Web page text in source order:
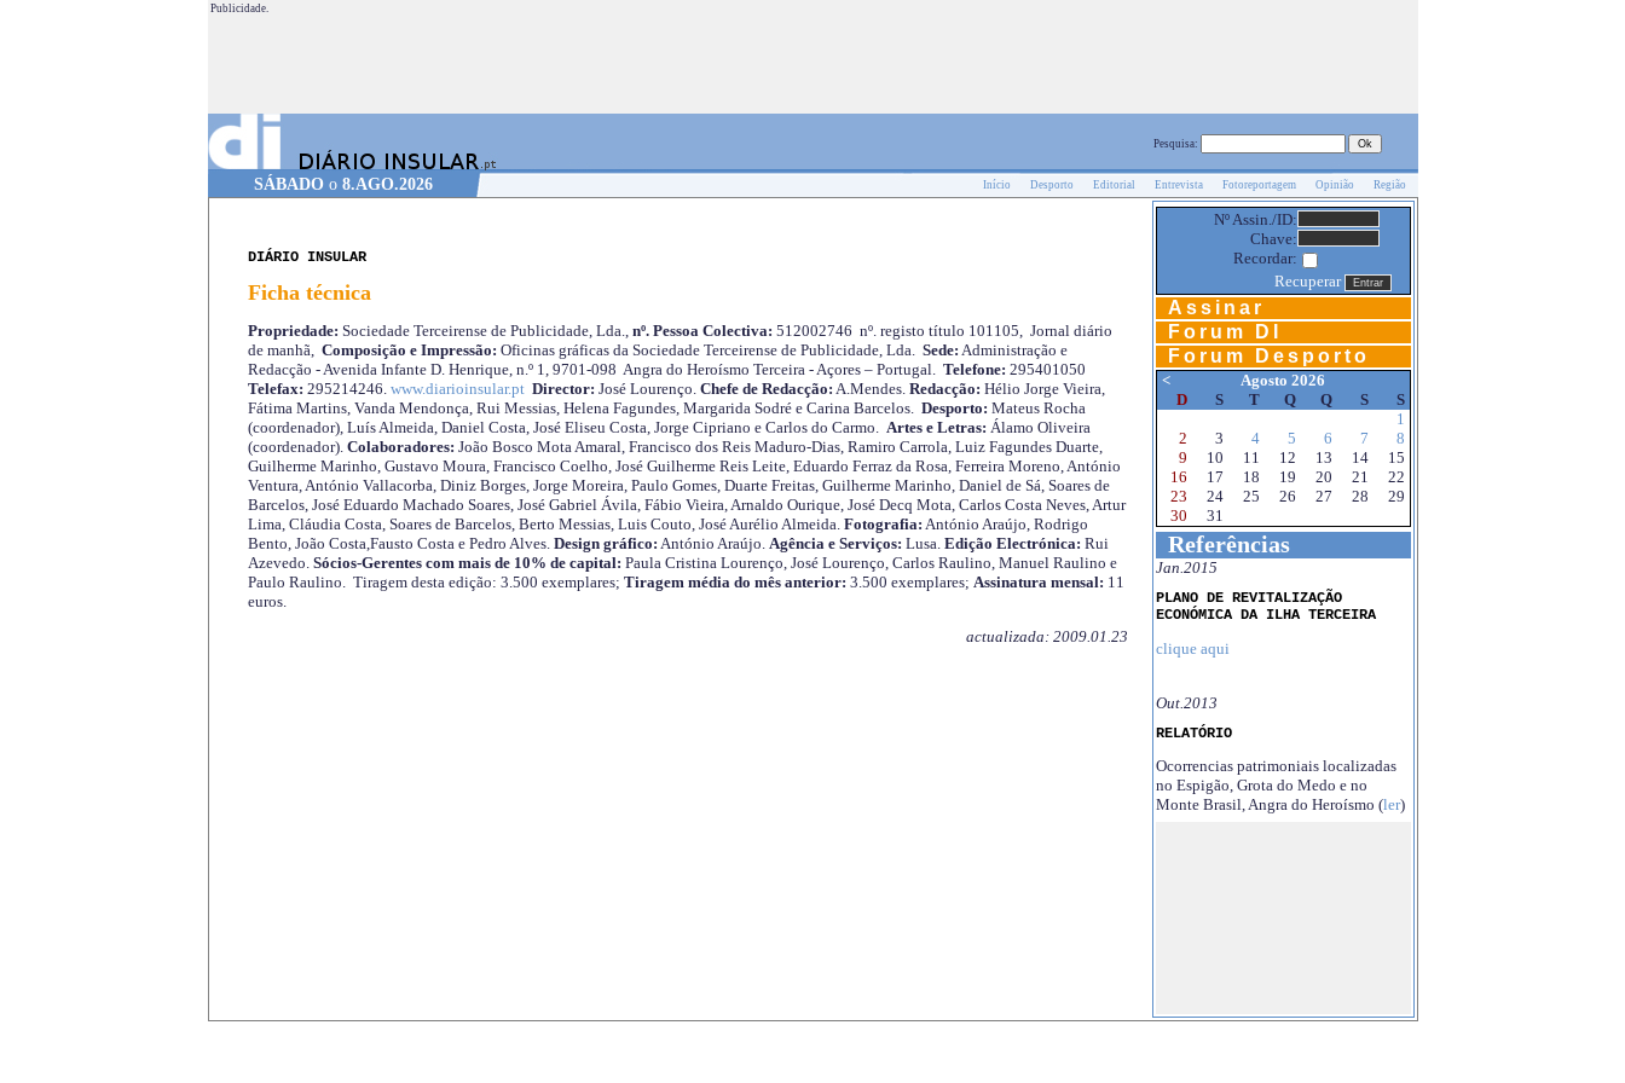
Publicidade.
Pesquisa:
SÁBADO o 8.AGO.2026 Início Desporto Editorial Entrevista Fotoreportagem Opinião Região
DIÁRIO INSULAR
Ficha técnica
Propriedade: Sociedade Terceirense de Publicidade, Lda.,nº. Pessoa Colectiva: 512002746 nº. registo título 101105, Jornal diário
de manhã, Composição e Impressão: Oficinas gráficas da Sociedade Terceirense de Publicidade, Lda. Sede: Administração e
Redacção - Avenida Infante D. Henrique, n.º 1, 9701-098 Angra do Heroísmo Terceira - Açores – Portugal. Telefone: 295401050
Telefax: 295214246. www.diarioinsular.pt Director: José Lourenço. Chefe de Redacção: A.Mendes. Redacção: Hélio Jorge Vieira,
Fátima Martins, Vanda Mendonça, Rui Messias, Helena Fagundes, Margarida Sodré e Carina Barcelos. Desporto: Mateus Rocha
(coordenador), Luís Almeida, Daniel Costa, José Eliseu Costa, Jorge Cipriano e Carlos do Carmo. Artes e Letras: Álamo Oliveira
(coordenador). Colaboradores: João Bosco Mota Amaral, Francisco dos Reis Maduro-Dias, Ramiro Carrola, Luiz Fagundes Duarte,
Guilherme Marinho, Gustavo Moura, Francisco Coelho, José Guilherme Reis Leite, Eduardo Ferraz da Rosa, Ferreira Moreno, António
Ventura, António Vallacorba, Diniz Borges, Jorge Moreira, Paulo Gomes, Duarte Freitas, Guilherme Marinho, Daniel de Sá, Soares de
Barcelos, José Eduardo Machado Soares, José Gabriel Ávila, Fábio Vieira, Arnaldo Ourique, José Decq Mota, Carlos Costa Neves, Artur
Lima, Cláudia Costa, Soares de Barcelos, Berto Messias, Luis Couto, José Aurélio Almeida. Fotografia: António Araújo, Rodrigo
Bento, João Costa,Fausto Costa e Pedro Alves. Design gráfico: António Araújo. Agência e Serviços: Lusa. Edição Electrónica: Rui
Azevedo. Sócios-Gerentes com mais de 10% de capital: Paula Cristina Lourenço, José Lourenço, Carlos Raulino, Manuel Raulino e
Paulo Raulino. Tiragem desta edição: 3.500 exemplares; Tiragem média do mês anterior: 3.500 exemplares; Assinatura mensal: 11
euros.
actualizada: 2009.01.23
Nº Assin./ID:
Chave:
Recordar:
Recuperar
Assinar
Forum DI
Forum Desporto
<
Agosto 2026
D
S T Q Q S
S
1
2
3 4 5 6 7
8
9
10 11 12 13 14
15
16
17 18 19 20 21
22
23
24 25 26 27 28
29
30
31
Referências
Jan.2015
PLANO DE REVITALIZAÇÃO
ECONÓMICA DA ILHA TERCEIRA
clique aqui
Out.2013
RELATÓRIO
Ocorrencias patrimoniais localizadas
no Espigão, Grota do Medo e no
Monte Brasil, Angra do Heroísmo (ler)